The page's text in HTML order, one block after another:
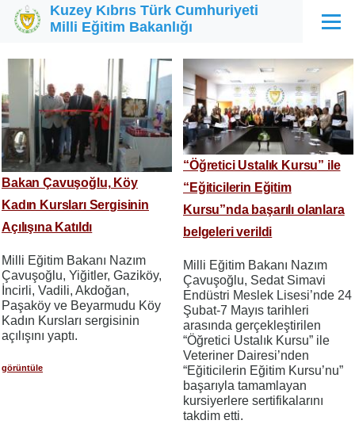
Ana içeriğe atla
Kuzey Kıbrıs Türk Cumhuriyeti
Milli Eğitim Bakanlığı
Menü
Bakan Çavuşoğlu, Köy
Kadın Kursları Sergisinin
Açılışına Katıldı
Milli Eğitim Bakanı Nazım
Çavuşoğlu, Yiğitler, Gaziköy,
İncirli, Vadili, Akdoğan,
Paşaköy ve Beyarmudu Köy
Kadın Kursları sergisinin
açılışını yaptı.
görüntüle
“Öğretici Ustalık Kursu” ile
“Eğiticilerin Eğitim
Kursu”nda başarılı olanlara
belgeleri verildi
Milli Eğitim Bakanı Nazım
Çavuşoğlu, Sedat Simavi
Endüstri Meslek Lisesi’nde 24
Şubat-7 Mayıs tarihleri
arasında gerçekleştirilen
“Öğretici Ustalık Kursu” ile
Veteriner Dairesi’nden
“Eğiticilerin Eğitim Kursu’nu”
başarıyla tamamlayan
kursiyerlere sertifikalarını
takdim etti.